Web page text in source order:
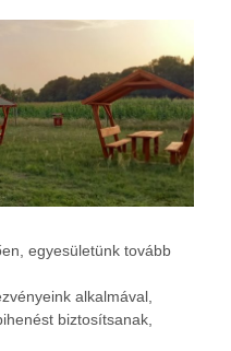
egyesületünk tovább
alkalmával,
biztosítsanak,